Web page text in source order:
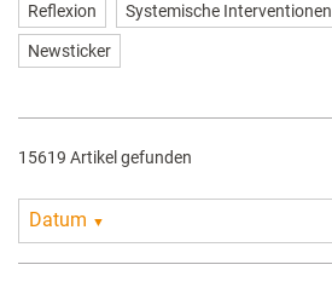
Reflexion Systemische Interventionen
Newsticker
15619 Artikel gefunden
Datum ▼